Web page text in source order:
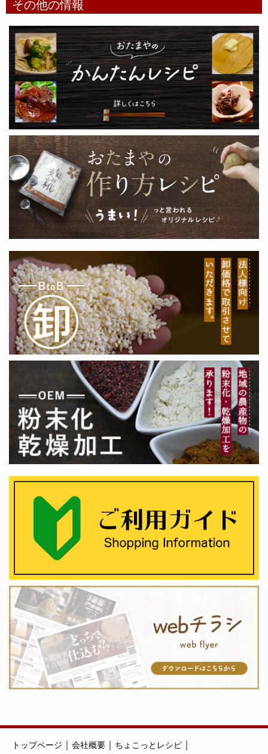
その他の情報
トップページ ｜ 会社概要 ｜ ちょこっとレシピ ｜